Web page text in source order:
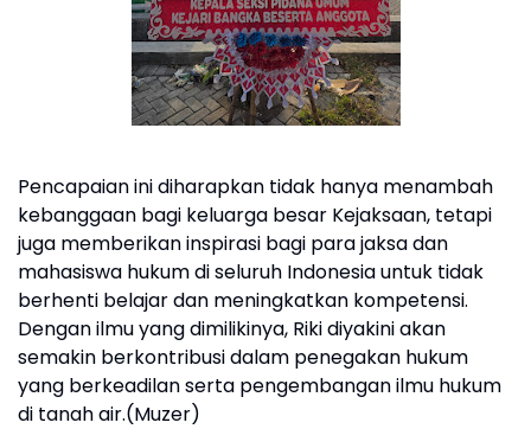
Pencapaian ini diharapkan tidak hanya menambah
kebanggaan bagi keluarga besar Kejaksaan, tetapi
juga memberikan inspirasi bagi para jaksa dan
mahasiswa hukum di seluruh Indonesia untuk tidak
berhenti belajar dan meningkatkan kompetensi.
Dengan ilmu yang dimilikinya, Riki diyakini akan
semakin berkontribusi dalam penegakan hukum
yang berkeadilan serta pengembangan ilmu hukum
di tanah air.(Muzer)